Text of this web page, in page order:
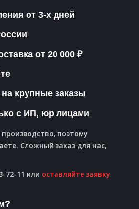
от 3-х дней
от 20 000 ₽
крупные заказы
с ИП, юр лицами
поэтому
Сложный заказ для нас,
72-11 или оставляйте заявку.